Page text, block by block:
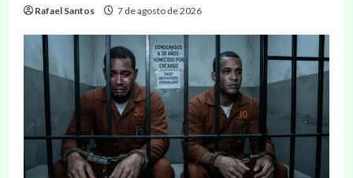
Rafael Santos 7 de agosto de 2026